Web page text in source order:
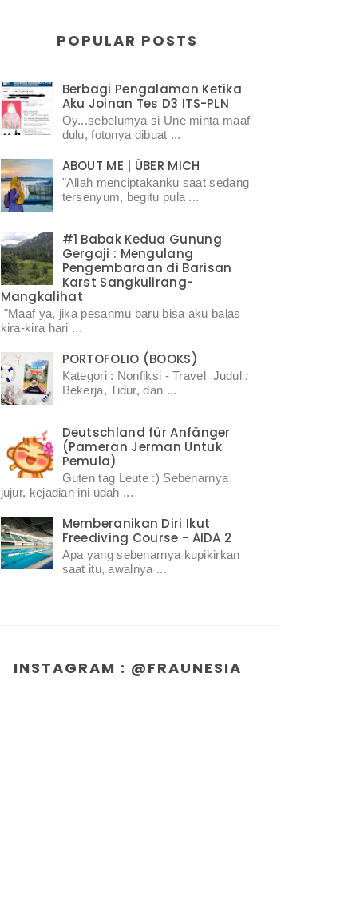
POPULAR POSTS
Berbagi Pengalaman Ketika
Aku Joinan Tes D3 ITS-PLN
Oy...sebelumya si Une minta maaf
dulu, fotonya dibuat ...
ABOUT ME | ÜBER MICH
"Allah menciptakanku saat sedang
tersenyum, begitu pula ...
#1 Babak Kedua Gunung
Gergaji : Mengulang
Pengembaraan di Barisan
Karst Sangkulirang-
Mangkalihat
"Maaf ya, jika pesanmu baru bisa aku balas
kira-kira hari ...
PORTOFOLIO (BOOKS)
Kategori : Nonfiksi - Travel Judul :
Bekerja, Tidur, dan ...
Deutschland für Anfänger
(Pameran Jerman Untuk
Pemula)
Guten tag Leute :) Sebenarnya
jujur, kejadian ini udah ...
Memberanikan Diri Ikut
Freediving Course - AIDA 2
Apa yang sebenarnya kupikirkan
saat itu, awalnya ...
INSTAGRAM : @FRAUNESIA